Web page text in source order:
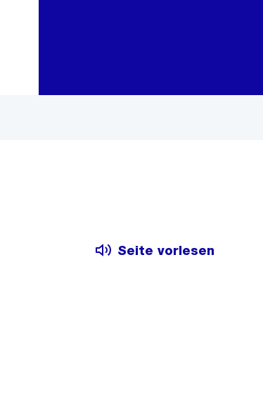
Seite vorlesen